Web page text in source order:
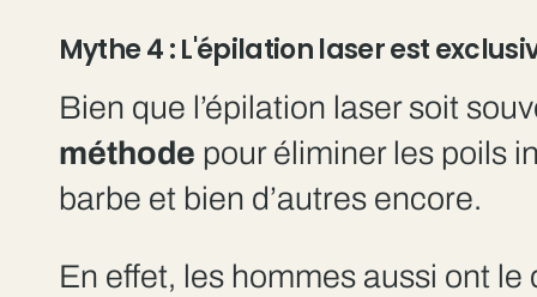
Mythe 4 : L'épilation laser est
Bien que l’épilation laser soit
méthode pour éliminer les poils
barbe et bien d’autres encore.
En effet, les hommes aussi ont